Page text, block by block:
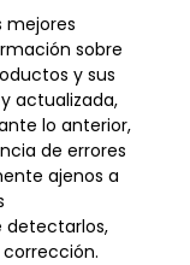
mejores
sobre
y sus
actualizada,
lo anterior,
de errores
ajenos a
detectarlos,